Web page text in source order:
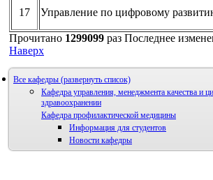
17 Управление по цифровому
Прочитано 1299099 раз Последнее
Наверх
Все кафедры
Кафедра управления, менеджмента качества и
здравоохранении
Кафедра профилактической медицины
Информация для студентов
Новости кафедры